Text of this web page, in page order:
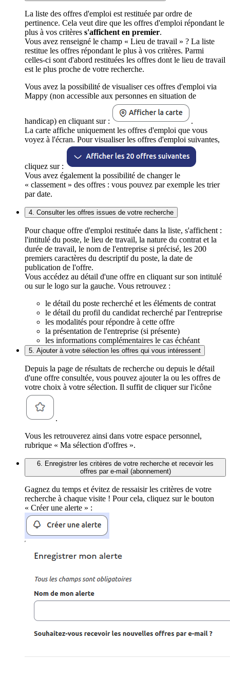
La liste des offres d'emploi est restituée par ordre de
pertinence. Cela veut dire que les offres d'emploi répondant le
plus à vos critères s'affichent en premier.
Vous avez renseigné le champ « Lieu de travail » ? La liste
restitue les offres répondant le plus à vos critères. Parmi
celles-ci sont d'abord restituées les offres dont le lieu de travail
est le plus proche de votre recherche.
Vous avez la possibilité de visualiser ces offres d'emploi via
Mappy (non accessible aux personnes en situation de
handicap) en cliquant sur :
.
La carte affiche uniquement les offres d'emploi que vous
voyez à l'écran. Pour visualiser les offres d'emploi suivantes,
cliquez sur :
Vous avez également la possibilité de changer le
« classement » des offres : vous pouvez par exemple les trier
par date.
4. Consulter les offres issues de votre recherche
Pour chaque offre d'emploi restituée dans la liste, s'affichent :
l'intitulé du poste, le lieu de travail, la nature du contrat et la
durée de travail, le nom de l'entreprise si précisé, les 200
premiers caractères du descriptif du poste, la date de
publication de l'offre.
Vous accédez au détail d'une offre en cliquant sur son intitulé
ou sur le logo sur la gauche. Vous retrouvez :
le détail du poste recherché et les éléments de contrat
le détail du profil du candidat recherché par l'entreprise
les modalités pour répondre à cette offre
la présentation de l'entreprise (si présente)
les informations complémentaires le cas échéant
5. Ajouter à votre sélection les offres qui vous intéressent
Depuis la page de résultats de recherche ou depuis le détail
d'une offre consultée, vous pouvez ajouter la ou les offres de
votre choix à votre sélection. Il suffit de cliquer sur l'icône
.
Vous les retrouverez ainsi dans votre espace personnel,
rubrique « Ma sélection d'offres ».
6. Enregistrer les critères de votre recherche et recevoir les
offres par e-mail (abonnement)
Gagnez du temps et évitez de ressaisir les critères de votre
recherche à chaque visite ! Pour cela, cliquez sur le bouton
« Créer une alerte » :